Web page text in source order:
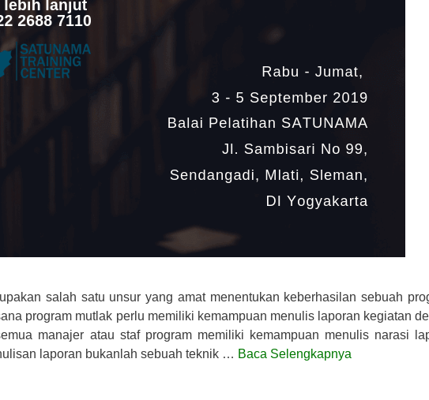
salah satu unsur yang amat menentukan keberhasilan sebuah
program mutlak perlu memiliki kemampuan menulis laporan kegiatan
manajer atau staf program memiliki kemampuan menulis narasi
laporan bukanlah sebuah teknik … Baca Selengkapnya